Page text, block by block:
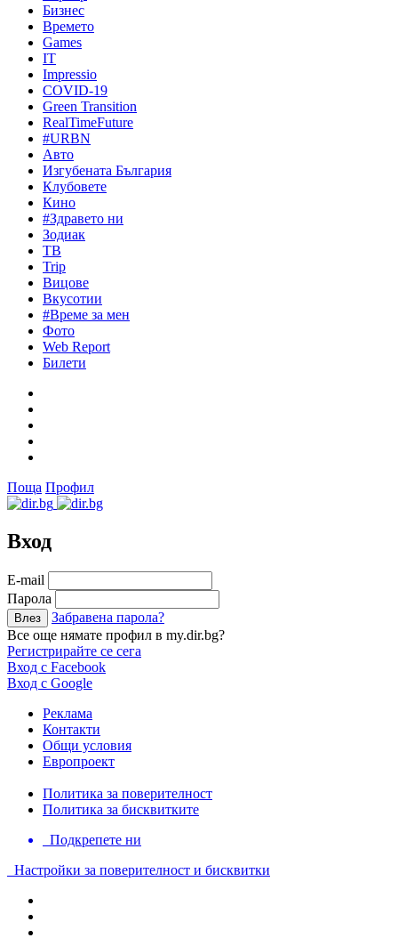
Бизнес
Времето
Games
IT
Impressio
COVID-19
Green Transition
RealTimeFuture
#URBN
Авто
Изгубената България
Клубовете
Кино
#Здравето ни
Зодиак
ТВ
Trip
Вицове
Вкусотии
#Време за мен
Фото
Web Report
Билети
Поща Профил
Вход
Е-mail
Парола
Забравена парола?
Все още нямате профил в my.dir.bg?
Регистрирайте се сега
Вход с Facebook
Вход с Google
Реклама
Контакти
Общи условия
Европроект
Политика за поверителност
Политика за бисквитките
Подкрепете ни
Настройки за поверителност и бисквитки